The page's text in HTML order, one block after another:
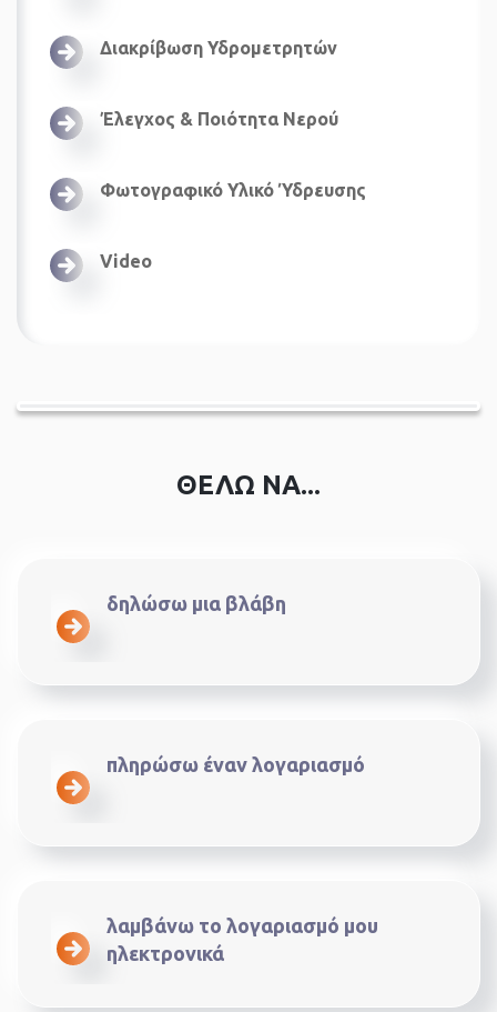
Διακρίβωση Υδρομετρητών
Έλεγχος & Ποιότητα Νερού
Φωτογραφικό Υλικό Ύδρευσης
Video
ΘΕΛΩ ΝΑ...
δηλώσω μια βλάβη
πληρώσω έναν λογαριασμό
λαμβάνω το λογαριασμό μου
ηλεκτρονικά